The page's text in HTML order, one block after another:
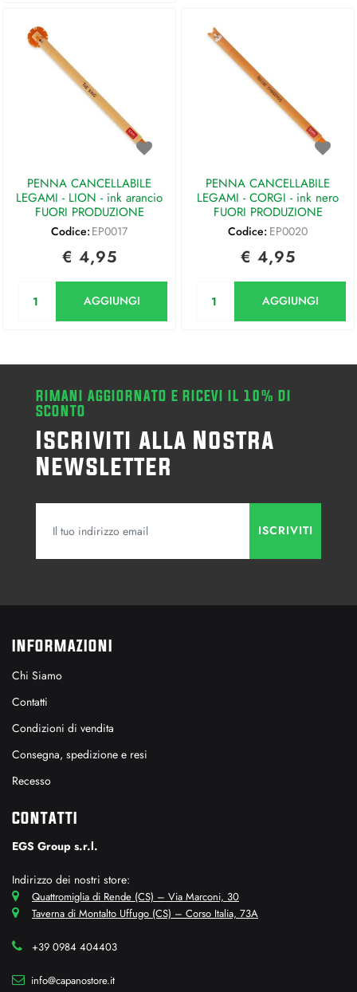
PENNA CANCELLABILE
LEGAMI - LION - ink arancio
FUORI PRODUZIONE
Codice: EP0017
€ 4,95
AGGIUNGI
PENNA CANCELLABILE
LEGAMI - CORGI - ink nero
FUORI PRODUZIONE
Codice: EP0020
€ 4,95
AGGIUNGI
RIMANI AGGIORNATO E RICEVI IL 10% DI
SCONTO
Iscriviti alla Nostra
Newsletter
INFORMAZIONI
Chi Siamo
Contatti
Condizioni di vendita
Consegna, spedizione e resi
Recesso
CONTATTI
EGS Group s.r.l.
Indirizzo dei nostri store:
Quattromiglia di Rende (CS) – Via Marconi, 30
Taverna di Montalto Uffugo (CS) – Corso Italia, 73A
+39 0984 404403
info@capanostore.it